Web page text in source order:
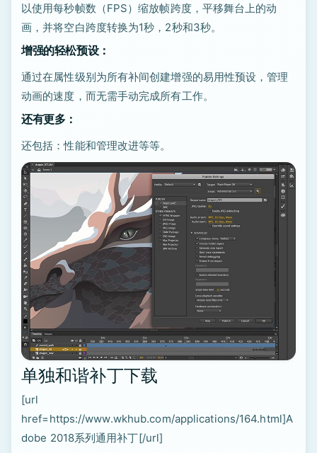
以使用每秒帧数（FPS）缩放帧跨度，平移舞台上的动
画，并将空白跨度转换为1秒，2秒和3秒。
增强的轻松预设：
通过在属性级别为所有补间创建增强的易用性预设，管理
动画的速度，而无需手动完成所有工作。
还有更多：
还包括：性能和管理改进等等。
单独和谐补丁下载
[url
href=https://www.wkhub.com/applications/164.html]A
dobe 2018系列通用补丁[/url]